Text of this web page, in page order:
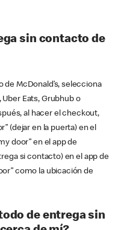
sin contacto de
McDonald’s, selecciona
Eats, Grubhub o
al hacer el checkout,
(dejar en la puerta) en el
door” en el app de
si contacto) en el app de
como la ubicación de
de entrega sin